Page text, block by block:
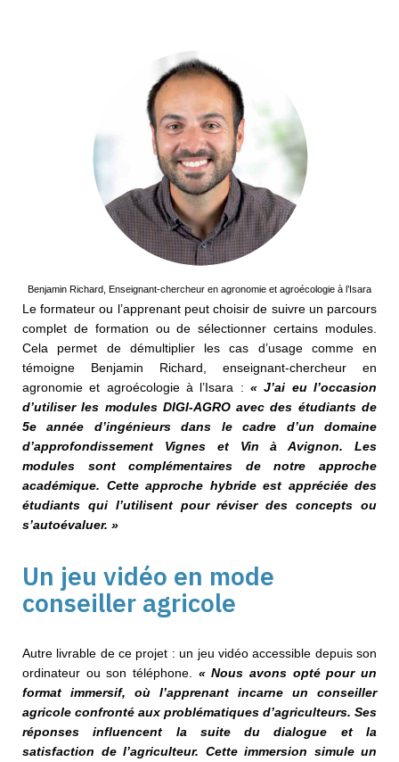
Benjamin Richard, Enseignant-chercheur en agronomie et agroécologie à l’Isara
Le formateur ou l’apprenant peut choisir de suivre un parcours
complet de formation ou de sélectionner certains modules.
Cela permet de démultiplier les cas d’usage comme en
témoigne Benjamin Richard, enseignant-chercheur en
agronomie et agroécologie à l’Isara : « J’ai eu l’occasion
d’utiliser les modules DIGI-AGRO avec des étudiants de
5e année d’ingénieurs
dans le cadre d’un domaine
d’approfondissement Vignes et
Vin à Avignon. Les
modules sont
complémentaires de notre approche
académique. Cette approche hybride est appréciée des
étudiants qui l’utilisent pour réviser des concepts ou
s’autoévaluer. »
Un jeu vidéo en mode
conseiller agricole
Autre livrable de ce projet : un jeu vidéo accessible depuis son
ordinateur ou son téléphone. « Nous avons opté pour un
format immersif, où l’apprenant incarne un conseiller
agricole confronté aux problématiques d’agriculteurs. Ses
réponses influencent la suite du dialogue et la
satisfaction de l’agriculteur. Cette immersion simule un